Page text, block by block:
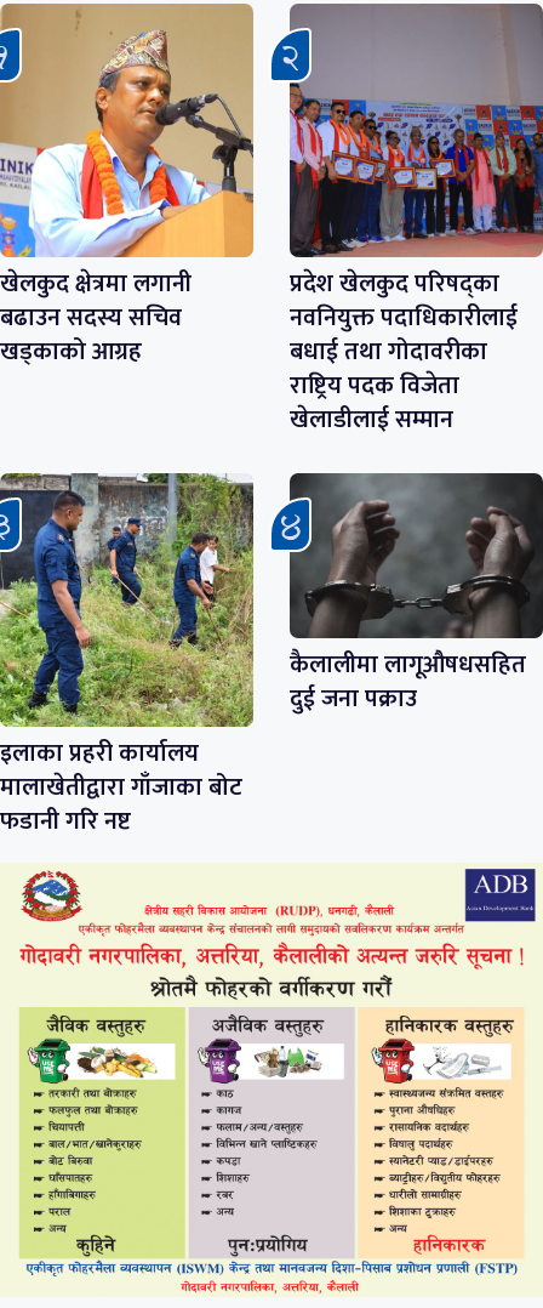
खेलकुद क्षेत्रमा लगानी
बढाउन सदस्य सचिव
खड्काको आग्रह
प्रदेश खेलकुद परिषद्का
नवनियुक्त पदाधिकारीलाई
बधाई तथा गोदावरीका
राष्ट्रिय पदक विजेता
खेलाडीलाई सम्मान
इलाका प्रहरी कार्यालय
मालाखेतीद्वारा गाँजाका बोट
फडानी गरि नष्ट
कैलालीमा लागूऔषधसहित
दुई जना पक्राउ